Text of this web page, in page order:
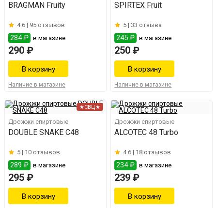
BRAGMAN Fruity
4.6 | 95 отзывов
284 ₽ в магазине
290 ₽
Наличие в магазине
SPIRTEX Fruit
5 |33 отзыва
245 ₽ в магазине
250 ₽
Наличие в магазине
★СВЦ★
Дрожжи спиртовые
DOUBLE SNAKE C48
5 | 10 отзывов
289 ₽ в магазине
295 ₽
Дрожжи спиртовые
ALCOTEC 48 Turbo
4.6 | 18 отзывов
234 ₽ в магазине
239 ₽